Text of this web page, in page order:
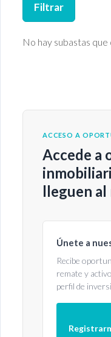
Filtrar
No hay subastas
ACCESO A
Accede a
lleguen al
Únete a
Recibe
remate y
perfil de